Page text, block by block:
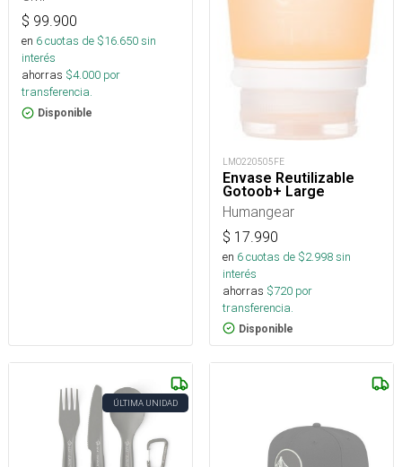
$ 99.900
en 6cuotas de $16.650sin
interés
ahorras $4.000 por
transferencia.
Disponible
LMO220505FE
Envase Reutilizable
Gotoob+ Large
Humangear
$ 17.990
en 6cuotas de $2.998sin
interés
ahorras $720 por
transferencia.
Disponible
ÚLTIMA UNIDAD